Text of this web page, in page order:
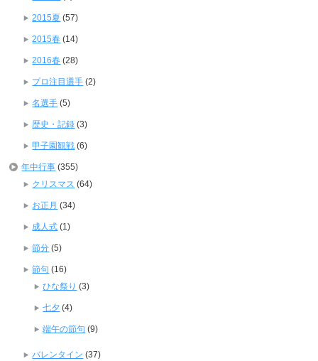
2015夏 (57)
2015春 (14)
2016春 (28)
プロ注目選手 (2)
名選手 (5)
歴史・記録 (3)
甲子園観戦 (6)
年中行事 (355)
クリスマス (64)
お正月 (34)
成人式 (1)
節分 (5)
節句 (16)
ひな祭り (3)
七夕 (4)
端午の節句 (9)
バレンタイン (37)